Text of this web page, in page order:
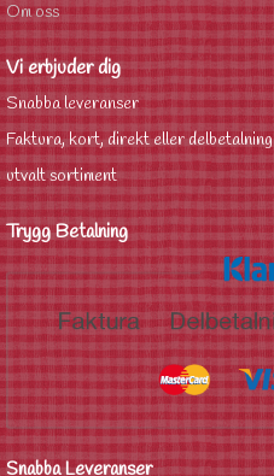
Om oss
Vi erbjuder dig
Snabba leveranser
Faktura, kort, direkt eller delbetalning
utvalt sortiment
Trygg Betalning
Snabba Leveranser